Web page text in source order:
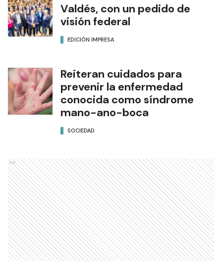
Valdés, con un pedido de
visión federal
EDICIÓN IMPRESA
Reiteran cuidados para
prevenir la enfermedad
conocida como síndrome
mano-ano-boca
SOCIEDAD
Ads